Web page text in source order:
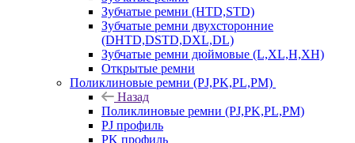
Зубчатые ремни (HTD,STD)
Зубчатые ремни двухсторонние
(DHTD,DSTD,DXL,DL)
Зубчатые ремни дюймовые (L,XL,H,XH)
Открытые ремни
Поликлиновые ремни (PJ,PK,PL,PM)
Назад
Поликлиновые ремни (PJ,PK,PL,PM)
PJ профиль
PK профиль